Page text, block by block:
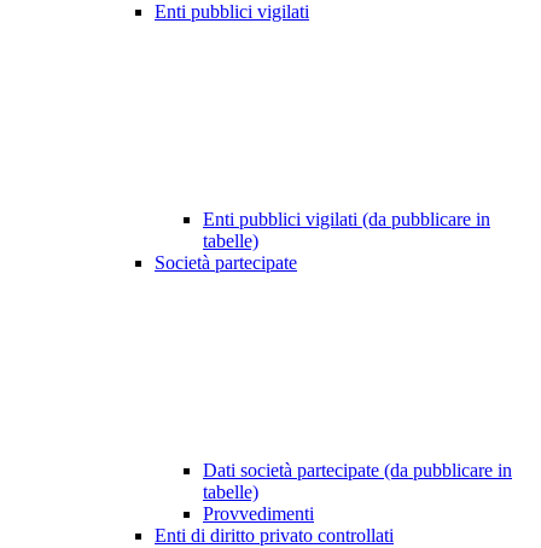
Enti pubblici vigilati
Enti pubblici vigilati (da pubblicare in
tabelle)
Società partecipate
Dati società partecipate (da pubblicare in
tabelle)
Provvedimenti
Enti di diritto privato controllati